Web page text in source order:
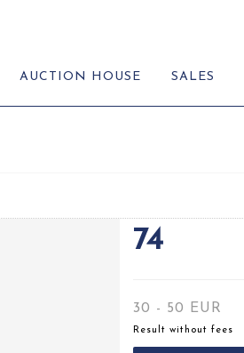
AUCTION HOUSE SALES
74
30 - 50 EUR
Result without fees